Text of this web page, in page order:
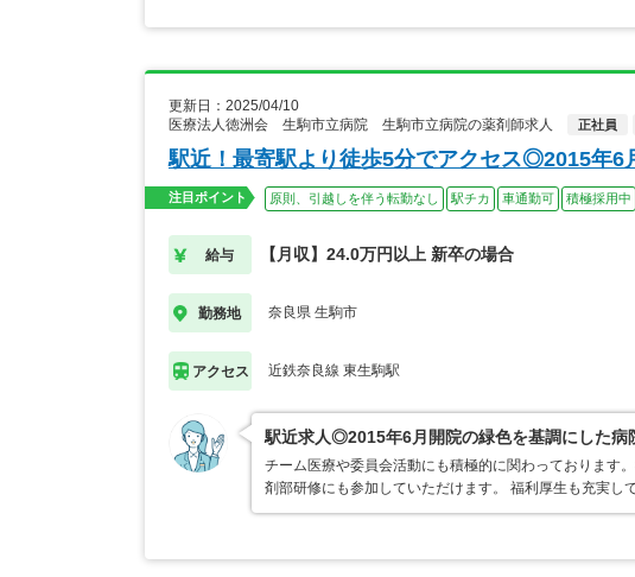
更新日：2025/04/10
医療法人徳洲会 生駒市立病院 生駒市立病院の薬剤師求人
正社員
駅近！最寄駅より徒歩5分でアクセス◎2015年6
注目ポイント 原則、引越しを伴う転勤なし 駅チカ 車通勤可 積極採用中
給与 【月収】24.0万円以上 新卒の場合
勤務地 奈良県 生駒市
アクセス 近鉄奈良線 東生駒駅
駅近求人◎2015年6月開院の緑色を基調にした病
チーム医療や委員会活動にも積極的に関わっております
剤部研修にも参加していただけます。 福利厚生も充実